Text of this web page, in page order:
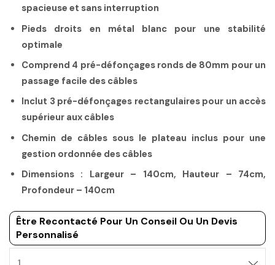
spacieuse et sans interruption
Pieds droits en métal blanc pour une stabilité
optimale
Comprend 4 pré-défonçages ronds de 80mm pour un
passage facile des câbles
Inclut 3 pré-défonçages rectangulaires pour un accès
supérieur aux câbles
Chemin de câbles sous le plateau inclus pour une
gestion ordonnée des câbles
Dimensions : Largeur – 140cm, Hauteur – 74cm,
Profondeur – 140cm
Être Recontacté Pour Un Conseil Ou Un Devis
Personnalisé